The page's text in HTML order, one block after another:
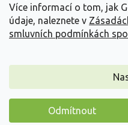
Více informací o tom, jak
údaje, naleznete v
smluvních podmínkách
Odmítnout
Copyright 2026